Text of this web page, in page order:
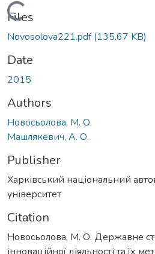
Loading...
Files
Novosolova221.pdf(135.67 KB)
Date
2015
Authors
Новосьолова, М. О.
Машлякевич, А. О.
Publisher
Харківський національний
університет
Citation
Новосьолова, М. О. Державне